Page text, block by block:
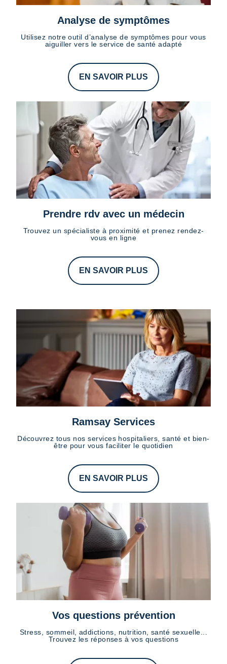
Analyse de symptômes
Utilisez notre outil d’analyse de symptômes pour vous
aiguiller vers le service de santé adapté
EN SAVOIR PLUS
Prendre rdv avec un médecin
Trouvez un spécialiste à proximité et prenez rendez-
vous en ligne
EN SAVOIR PLUS
Ramsay Services
Découvrez tous nos services hospitaliers, santé et bien-
être pour vous faciliter le quotidien
EN SAVOIR PLUS
Vos questions prévention
Stress, sommeil, addictions, nutrition, santé sexuelle...
Trouvez les réponses à vos questions